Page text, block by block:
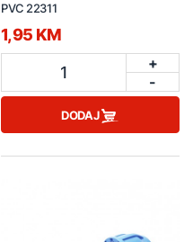
PVC 22311
1,95 KM
1
+
-
DODAJ